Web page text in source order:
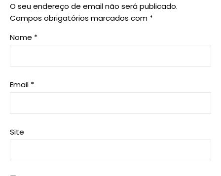
O seu endereço de email não será publicado.
Campos obrigatórios marcados com *
Nome *
Email *
Site